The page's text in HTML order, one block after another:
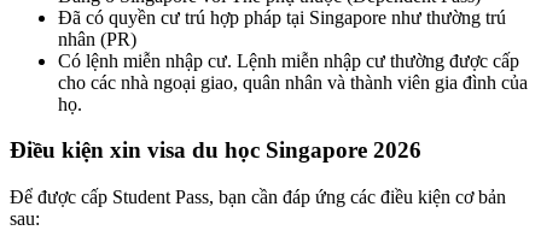
Đã có quyền cư trú hợp pháp tại Singapore như thường trú
nhân (PR)
Có lệnh miễn nhập cư. Lệnh miễn nhập cư thường được cấp
cho các nhà ngoại giao, quân nhân và thành viên gia đình của
họ.
Điều kiện xin visa du học Singapore 2026
Để được cấp Student Pass, bạn cần đáp ứng các điều kiện cơ bản
sau: